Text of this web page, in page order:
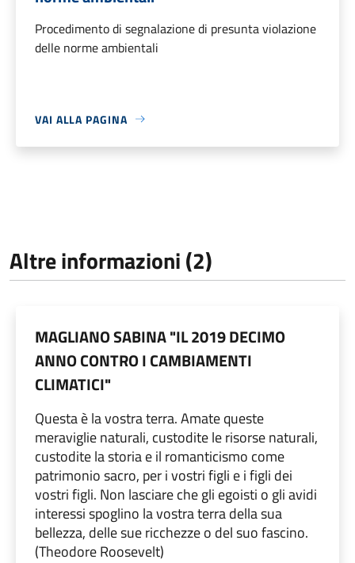
Procedimento di segnalazione di presunta violazione
delle norme ambientali
VAI ALLA PAGINA
Altre informazioni (2)
MAGLIANO SABINA "IL 2019 DECIMO
ANNO CONTRO I CAMBIAMENTI
CLIMATICI"
Questa è la vostra terra. Amate queste
meraviglie naturali, custodite le risorse naturali,
custodite la storia e il romanticismo come
patrimonio sacro, per i vostri figli e i figli dei
vostri figli. Non lasciare che gli egoisti o gli avidi
interessi spoglino la vostra terra della sua
bellezza, delle sue ricchezze o del suo fascino.
(Theodore Roosevelt)